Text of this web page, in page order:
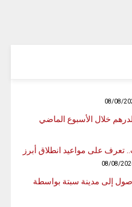
08/08/
خلال الأسبوع الماضي
على مواعيد انطلاق أبرز
08/08/
إلى مدينة سبتة بواسطة